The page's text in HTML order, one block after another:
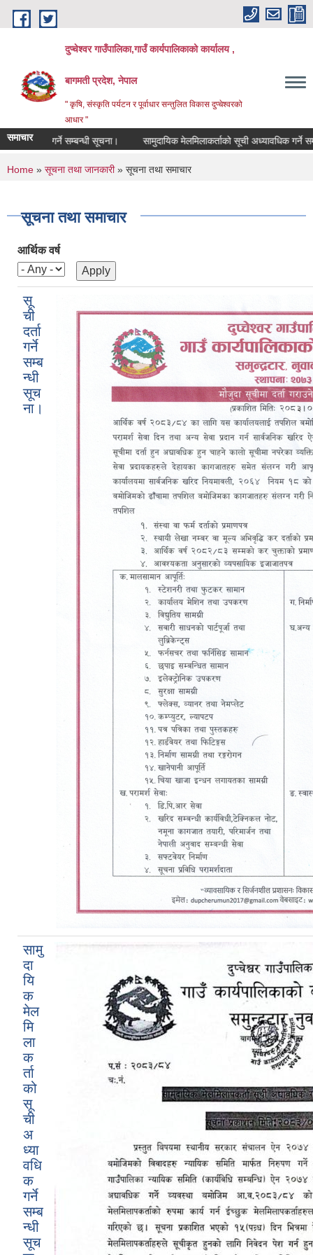
Skip to main content
दुप्चेश्वर गाउँपालिका,गाउँ कार्यपालिकाको कार्यालय ,
बागमती प्रदेश, नेपाल
" कृषि, संस्कृति पर्यटन र पूर्वाधार सन्तुलित विकास दुप्चेश्वरको
आधार "
समाचार
सम्बन्धी सूचना। सामुदायिक मेलमिलाकर्ताको सूची अध्यावधिक गर्ने सम्बन्धी सूचना
You are here
Home » सूचना तथा जानकारी» सूचना तथा समाचार
सूचना तथा समाचार
आर्थिक वर्ष
सू
ची
दर्ता
गर्ने
सम्ब
न्धी
सूच
ना।
सामु
दा
यि
क
मेल
मि
ला
क
र्ता
को
सू
ची
अ
ध्या
वधि
क
गर्ने
सम्ब
न्धी
सूच